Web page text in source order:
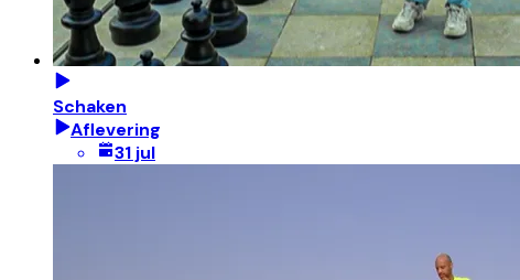
Schaken
Aflevering
31 jul